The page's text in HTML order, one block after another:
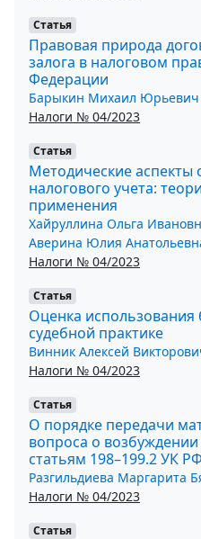
Статья
Правовая природа
залога в налоговом
Федерации
Барыкин Михаил Юрьевич
Налоги № 04/2023
Статья
Методические аспекты
налогового учета:
применения
Хайруллина Ольга
Аверина Юлия
Налоги № 04/2023
Статья
Оценка
судебной практике
Винник Алексей
Налоги № 04/2023
Статья
О порядке передачи
вопроса о
статьям 198–199.2 УК РФ
Разгильдиева Маргарита
Налоги № 04/2023
Статья